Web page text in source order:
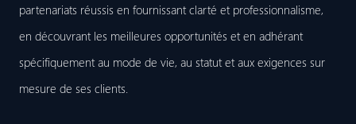
partenariats réussis en fournissant clarté et professionnalisme,
en découvrant les meilleures opportunités et en adhérant
spécifiquement au mode de vie, au statut et aux exigences sur
mesure de ses clients.